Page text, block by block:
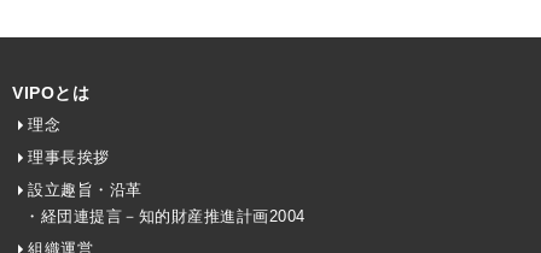
VIPOとは
理念
理事長挨拶
設立趣旨・沿革
・経団連提言－知的財産推進計画2004
組織運営